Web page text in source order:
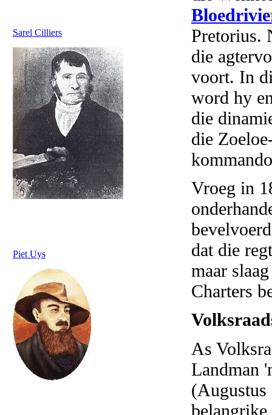
Sarel Cilliers
Piet Uys
Pretorius.
die
voort. In
word hy
die
die
Vroeg in
dat die
maar
Charters
As
Landman
(Augustus